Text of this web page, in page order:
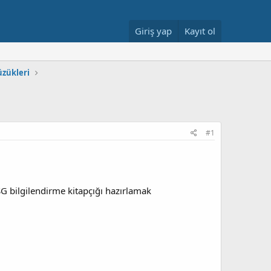
Giriş yap Kayıt ol
#1
bilgilendirme kitapçığı hazırlamak